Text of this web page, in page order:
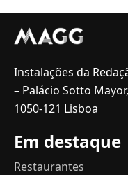
Instalações da
– Palácio Sotto
1050-121 Lisboa
Em destaque
Restaurantes